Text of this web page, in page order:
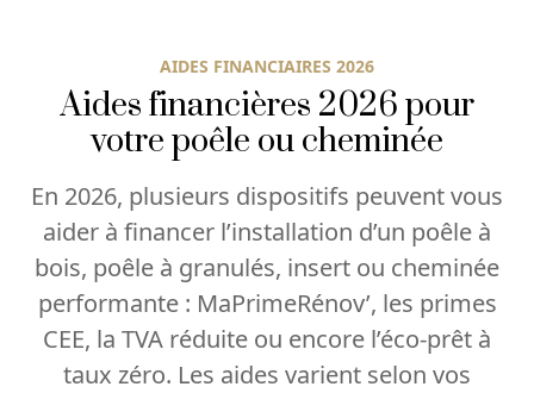
AIDES FINANCIAIRES 2026
Aides financières 2026 pour
votre poêle ou cheminée
En 2026, plusieurs dispositifs peuvent vous
aider à financer l’installation d’un poêle à
bois, poêle à granulés, insert ou cheminée
performante : MaPrimeRénov’, les primes
CEE, la TVA réduite ou encore l’éco-prêt à
taux zéro. Les aides varient selon vos